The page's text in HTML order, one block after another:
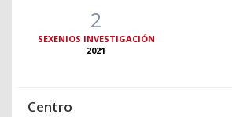
2
SEXENIOS INVESTIGACIÓN
2021
Centro